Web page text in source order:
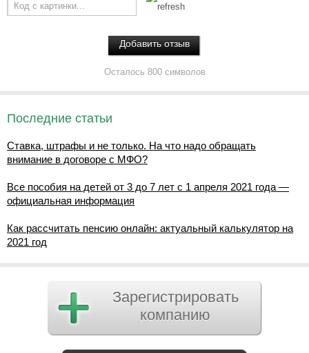
Код с картинки...
Осталось 800 символов
Последние статьи
Ставка, штрафы и не только. На что надо обращать
внимание в договоре с МФО?
Все пособия на детей от 3 до 7 лет с 1 апреля 2021 года —
официальная информация
Как рассчитать пенсию онлайн: актуальный калькулятор на
2021 год
Зарегистрировать
компанию